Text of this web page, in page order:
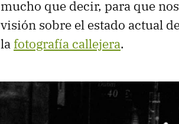
mucho que decir, para que
visión sobre el estado actual
la fotografía callejera.